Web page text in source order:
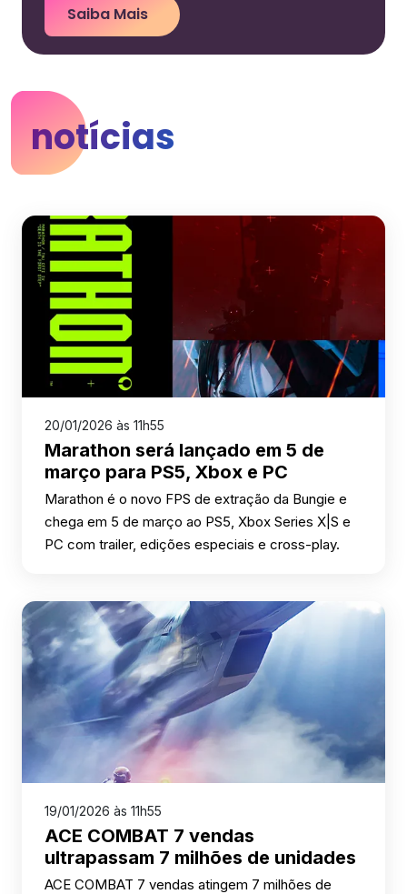
Saiba Mais
notícias
20/01/2026 às 11h55
Marathon será lançado em 5 de
março para PS5, Xbox e PC
Marathon é o novo FPS de extração da Bungie e
chega em 5 de março ao PS5, Xbox Series X|S e
PC com trailer, edições especiais e cross-play.
19/01/2026 às 11h55
ACE COMBAT 7 vendas
ultrapassam 7 milhões de unidades
ACE COMBAT 7 vendas atingem 7 milhões de